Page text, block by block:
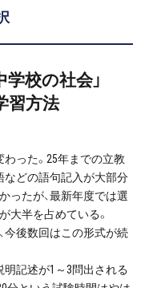
学校の社会」
習方法
った。25年までの立教
などの語句記入が大部分
ったが、最新年度では選
大半を占めている。
今後数回はこの形式が続
明記述が1～3問出される